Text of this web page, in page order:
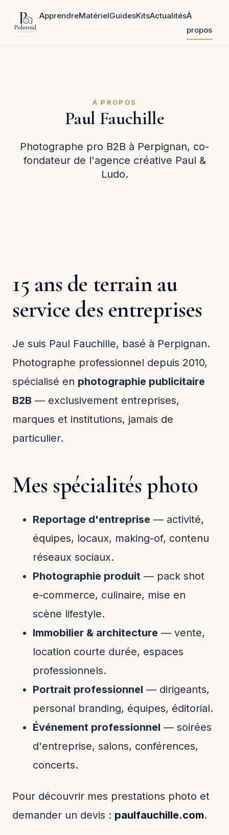
ApprendreMatérielGuidesKitsActualitésÀ
propos
À PROPOS
Paul Fauchille
Photographe pro B2B à Perpignan, co-
fondateur de l'agence créative Paul &
Ludo.
15 ans de terrain au
service des entreprises
Je suis Paul Fauchille, basé à Perpignan.
Photographe professionnel depuis 2010,
spécialisé en photographie publicitaire
B2B — exclusivement entreprises,
marques et institutions, jamais de
particulier.
Mes spécialités photo
Reportage d'entreprise — activité,
équipes, locaux, making-of, contenu
réseaux sociaux.
Photographie produit — pack shot
e-commerce, culinaire, mise en
scène lifestyle.
Immobilier & architecture — vente,
location courte durée, espaces
professionnels.
Portrait professionnel — dirigeants,
personal branding, équipes, éditorial.
Événement professionnel — soirées
d'entreprise, salons, conférences,
concerts.
Pour découvrir mes prestations photo et
demander un devis : paulfauchille.com.